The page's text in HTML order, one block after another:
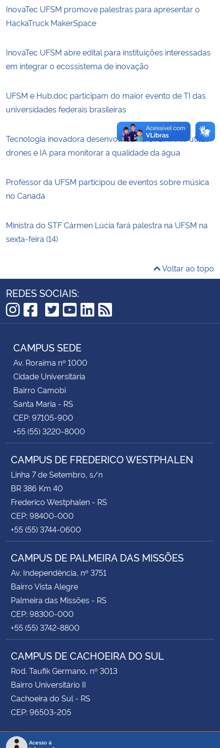
Planalto
InovaTec UFSM promove palestras para apresentar o
HackaTruck MakerSpace
InovaTec UFSM abre edital para instituições interessadas
em integrar o ecossistema de inovação
UFSM e Hub.doc participam do maior evento de TI das
universidades federais brasileiras
Tecnologia inovadora desenvolvida na UFSM/FW utiliza
drones e IA para monitorar a qualidade da água
Professor da UFSM participou de eventos sobre música
no Canadá
Ministra do STF Cármen Lúcia fará palestra na UFSM na
sexta-feira (14)
Voltar ao topo
REDES SOCIAIS:
Instagram
Facebook
TikTok
Twitter
YouTube
LinkedIn
RSS
CAMPUS SEDE
Av. Roraima nº 1000
Cidade Universitária
Bairro Camobi
Santa Maria - RS
CEP: 97105-900
+55 (55) 3220-8000
CAMPUS DE FREDERICO WESTPHALEN
Linha 7 de Setembro, s/n
BR 386 Km 40
Frederico Westphalen - RS
CEP: 98400-000
+55 (55) 3744-0600
CAMPUS DE PALMEIRA DAS MISSÕES
Av. Independência, nº 3751
Bairro Vista Alegre
Palmeira das Missões - RS
CEP: 98300-000
+55 (55) 3742-8800
CAMPUS DE CACHOEIRA DO SUL
Rod. Taufik Germano, nº 3013
Bairro Universitário II
Cachoeira do Sul - RS
CEP: 96503-205
Acesso à